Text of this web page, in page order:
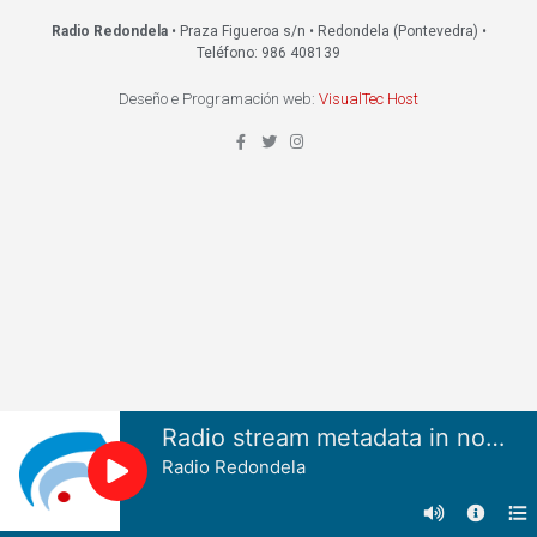
Radio Redondela• Praza Figueroa s/n • Redondela (Pontevedra) •
Teléfono: 986 408139
Deseño e Programación web: VisualTec Host
Radio stream metadata in not available.
Radio Redondela